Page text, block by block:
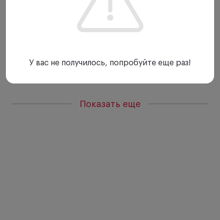
глаза.
Изображение периферии сетчатки высокого
Показать еще
У вас не получилось, попробуйте еще раз!